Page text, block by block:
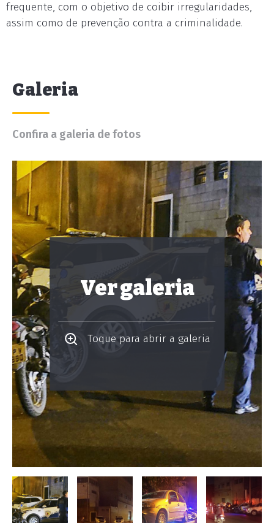
frequente, com o objetivo de coibir irregularidades,
assim como de prevenção contra a criminalidade.
Galeria
Confira a galeria de fotos
Ver galeria
Toque para abrir a galeria